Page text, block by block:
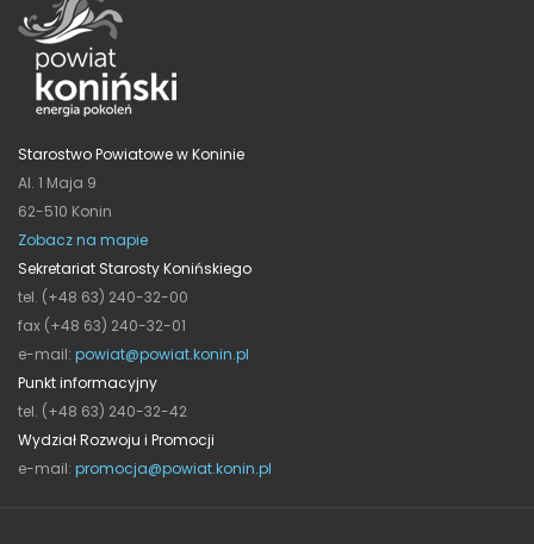
Starostwo Powiatowe w Koninie
Al. 1 Maja 9
62-510 Konin
Zobacz na mapie
Sekretariat Starosty Konińskiego
tel. (+48 63) 240-32-00
fax (+48 63) 240-32-01
e-mail: powiat@powiat.konin.pl
Punkt informacyjny
tel. (+48 63) 240-32-42
Wydział Rozwoju i Promocji
e-mail: promocja@powiat.konin.pl